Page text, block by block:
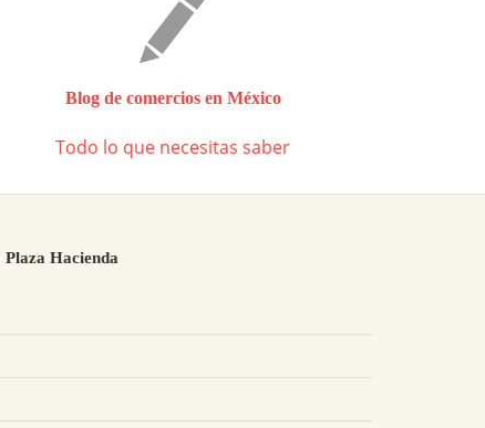
Blog de comercios en México
Todo lo que necesitas saber
Plaza Hacienda